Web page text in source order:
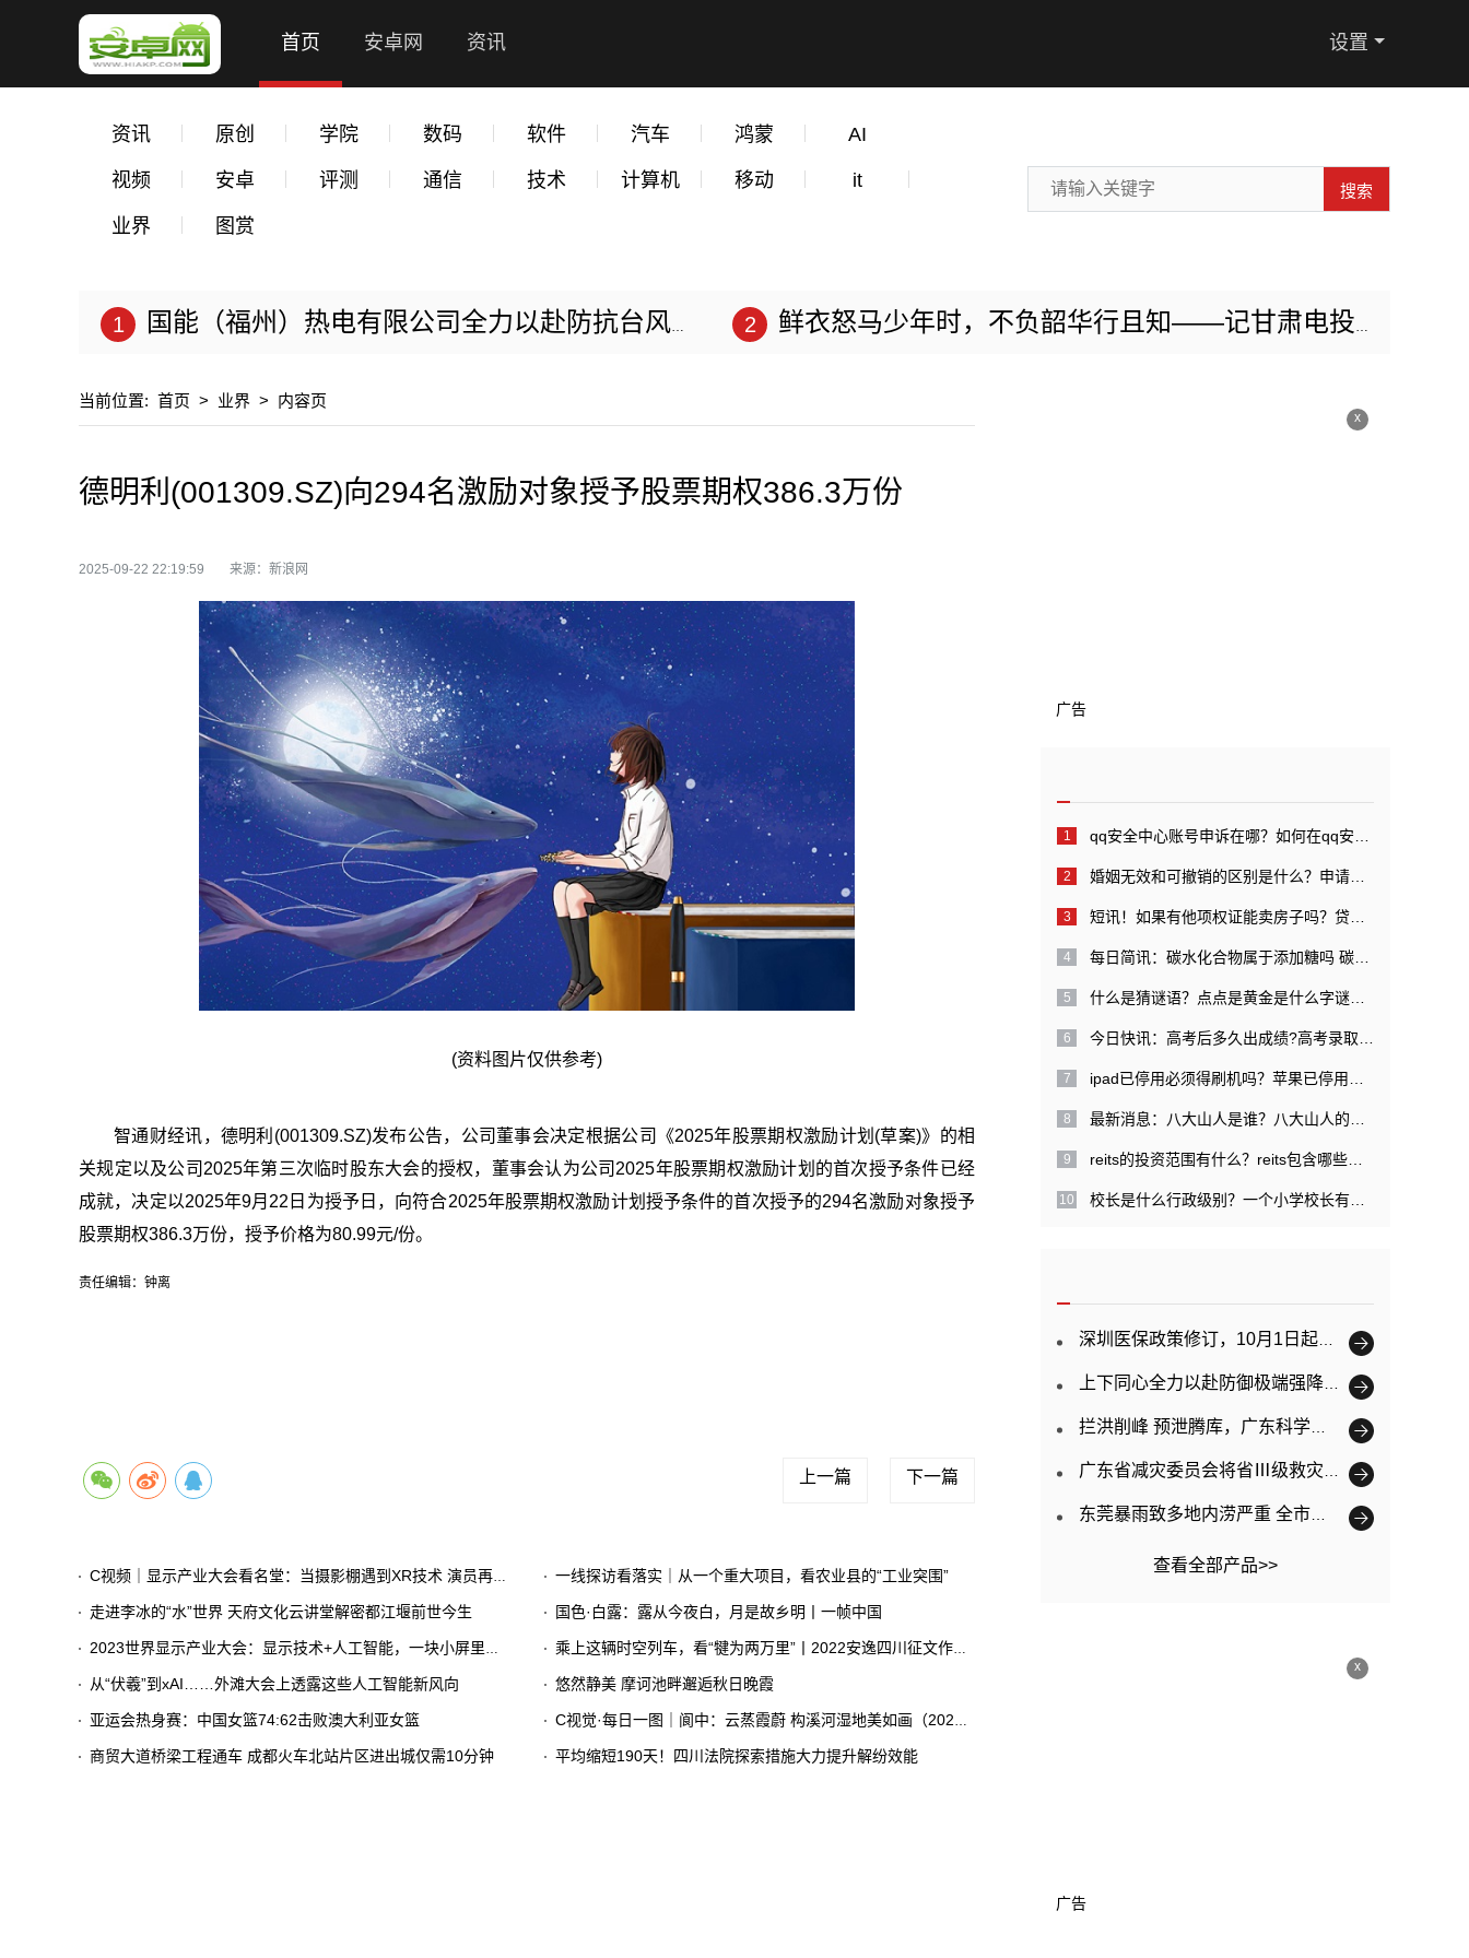
首页 安卓网 资讯 设置
资讯 原创 学院 数码 软件 汽车 鸿蒙 AI
视频 安卓 评测 通信 技术 计算机 移动 it
业界 图赏
搜索
国能（福州）热电有限公司全力以赴防抗台风“苏拉” 鲜衣怒马少年时，不负韶华行且知——记甘肃电投张掖电厂扩建项目部李特
当前位置: 首页 > 业界 > 内容页
德明利(001309.SZ)向294名激励对象授予股票期权386.3万份
2025-09-22 22:19:59 来源：新浪网
(资料图片仅供参考)
智通财经讯，德明利(001309.SZ)发布公告，公司董事会决定根据公司《2025年股票期权激励计划(草案)》的相
关规定以及公司2025年第三次临时股东大会的授权，董事会认为公司2025年股票期权激励计划的首次授予条件已经
成就，决定以2025年9月22日为授予日，向符合2025年股票期权激励计划授予条件的首次授予的294名激励对象授予
股票期权386.3万份，授予价格为80.99元/份。
责任编辑：钟离
上一篇 下一篇
C视频｜显示产业大会看名堂：当摄影棚遇到XR技术 演员再也不用凭想象力演戏了 一线探访看落实｜从一个重大项目，看农业县的“工业突围”
走进李冰的“水”世界 天府文化云讲堂解密都江堰前世今生 国色·白露：露从今夜白，月是故乡明丨一帧中国
2023世界显示产业大会：显示技术+人工智能，一块小屏里看见大世界 乘上这辆时空列车，看“犍为两万里”丨2022安逸四川征文作品赏①
从“伏羲”到xAI……外滩大会上透露这些人工智能新风向 悠然静美 摩诃池畔邂逅秋日晚霞
亚运会热身赛：中国女篮74:62击败澳大利亚女篮 C视觉·每日一图｜阆中：云蒸霞蔚 构溪河湿地美如画（2023年8月30日）
商贸大道桥梁工程通车 成都火车北站片区进出城仅需10分钟 平均缩短190天！四川法院探索措施大力提升解纷效能
x
广告
深圳医保政策修订，10月1日起正式实施
上下同心全力以赴防御极端强降雨 广东已提前转移超11万人
拦洪削峰 预泄腾库，广东科学调度防御韩江洪水
广东省减灾委员会将省Ⅲ级救灾应急响应提升为Ⅱ级
东莞暴雨致多地内涝严重 全市已转移3563人
查看全部产品>>
x
广告